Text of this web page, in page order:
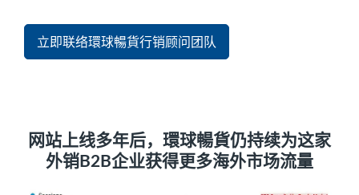
立即联络環球暢貨行销顾问团队
网站上线多年后，環球暢貨仍持续为这家
外销B2B企业获得更多海外市场流量